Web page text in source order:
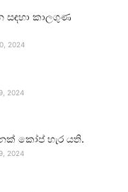
සඳහා කාලගුණ
2024
2024
කෝප් හැර යති.
2024